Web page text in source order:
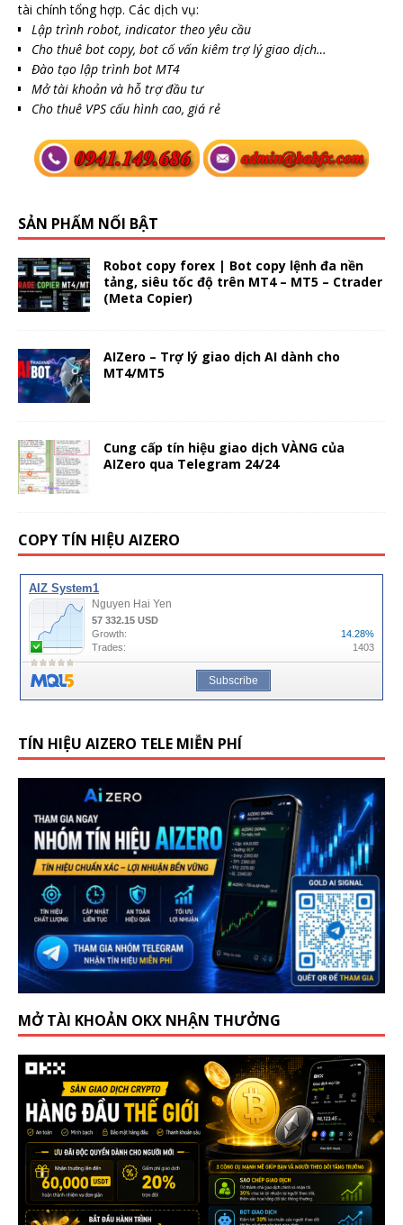
tài chính tổng hợp. Các dịch vụ:
Lập trình robot, indicator theo yêu cầu
Cho thuê bot copy, bot cố vấn kiêm trợ lý giao dịch…
Đào tạo lập trình bot MT4
Mở tài khoản và hỗ trợ đầu tư
Cho thuê VPS cấu hình cao, giá rẻ
SẢN PHẨM NỔI BẬT
Robot copy forex | Bot copy lệnh đa nền
tảng, siêu tốc độ trên MT4 – MT5 – Ctrader
(Meta Copier)
AIZero – Trợ lý giao dịch AI dành cho
MT4/MT5
Cung cấp tín hiệu giao dịch VÀNG của
AIZero qua Telegram 24/24
COPY TÍN HIỆU AIZERO
TÍN HIỆU AIZERO TELE MIỄN PHÍ
MỞ TÀI KHOẢN OKX NHẬN THƯỞNG